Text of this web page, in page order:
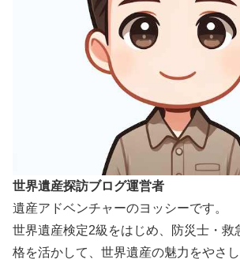
世界遺産探訪ブログ運営者
遺産アドベンチャーのヨッシーです。
世界遺産検定2級をはじめ、防災士・救
格を活かして、世界遺産の魅力をやさ